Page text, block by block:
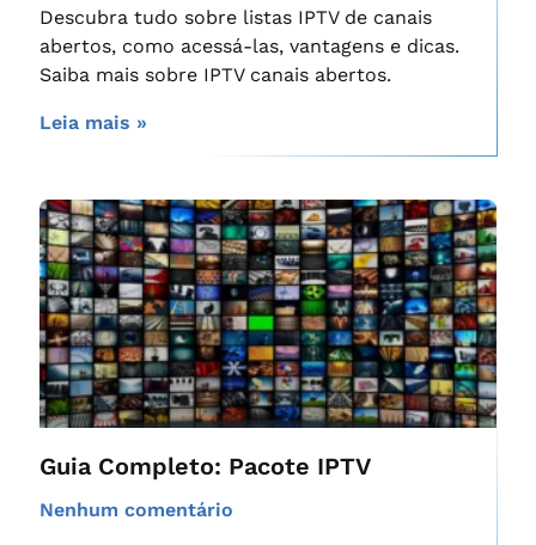
Descubra tudo sobre listas IPTV de canais
abertos, como acessá-las, vantagens e dicas.
Saiba mais sobre IPTV canais abertos.
Leia mais »
Guia Completo: Pacote IPTV
Nenhum comentário